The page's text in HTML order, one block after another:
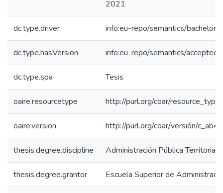
2021
dc.type.driver info:eu-repo/semantics/
dc.type.hasVersion info:eu-repo/semantics/
dc.type.spa Tesis
oaire.resourcetype http://purl.org/coar/
oaire.version http://purl.org/coar/versión/
thesis.degree.discipline Administración Pública Territorial
thesis.degree.grantor Escuela Superior de